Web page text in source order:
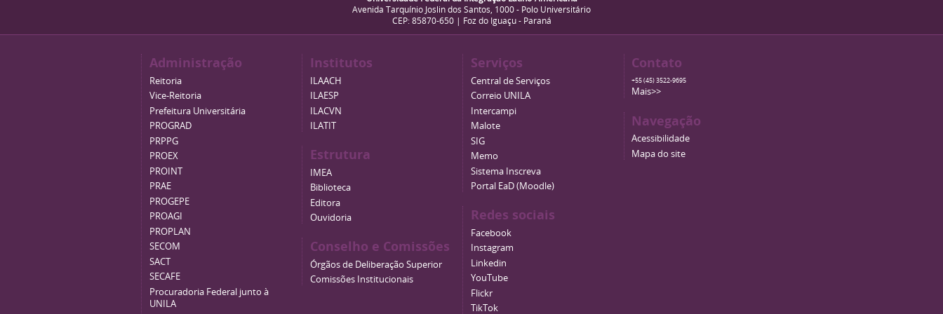
Avenida Tarquínio Joslin dos Santos, 1000 - Polo Universitário
CEP: 85870-650 | Foz do Iguaçu - Paraná
Administração
Reitoria
Vice-Reitoria
Prefeitura Universitária
PROGRAD
PRPPG
PROEX
PROINT
PRAE
PROGEPE
PROAGI
PROPLAN
SECOM
SACT
SECAFE
Procuradoria Federal junto à
UNILA
Institutos
ILAACH
ILAESP
ILACVN
ILATIT
Estrutura
IMEA
Biblioteca
Editora
Ouvidoria
Conselho e Comissões
Órgãos de Deliberação Superior
Comissões Institucionais
Serviços
Central de Serviços
Correio UNILA
Intercampi
Malote
SIG
Memo
Sistema Inscreva
Portal EaD (Moodle)
Redes sociais
Facebook
Instagram
Linkedin
YouTube
Flickr
TikTok
Contato
+55 (45) 3522-9695
Mais>>
Navegação
Acessibilidade
Mapa do site